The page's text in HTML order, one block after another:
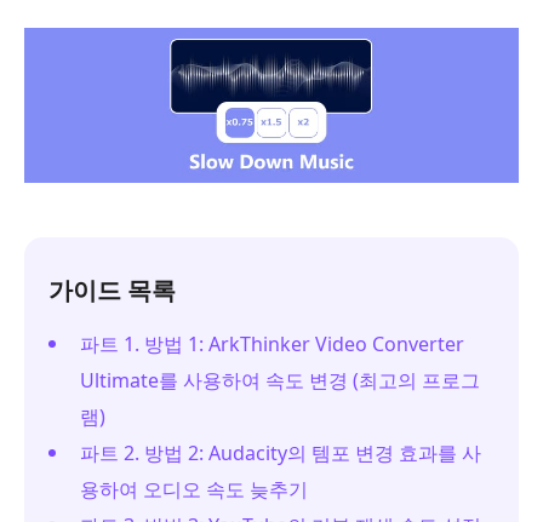
가이드 목록
파트 1. 방법 1: ArkThinker Video Converter
Ultimate를 사용하여 속도 변경 (최고의 프로그
램)
파트 2. 방법 2: Audacity의 템포 변경 효과를 사
용하여 오디오 속도 늦추기